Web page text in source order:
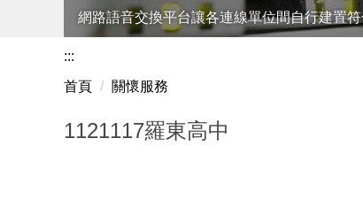
網路語音交換平台讓各連線單位間自行建置
:::
首頁
關懷服務
1121117羅東高中